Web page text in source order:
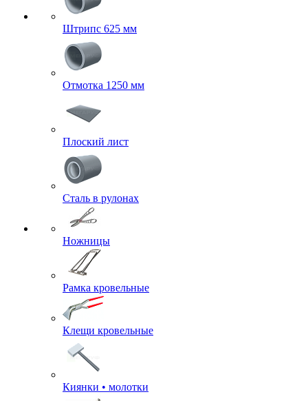
Штрипс 625 мм
Отмотка 1250 мм
Плоский лист
Сталь в рулонах
Ножницы
Рамка кровельные
Клещи кровельные
Киянки • молотки